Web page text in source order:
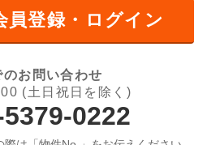
員登録・ログイン
のお問い合わせ
(土日祝日を除く)
0222